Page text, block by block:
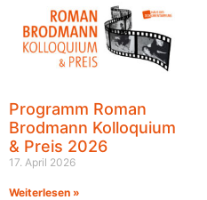
Programm Roman
Brodmann Kolloquium
& Preis 2026
17. April 2026
Weiterlesen »